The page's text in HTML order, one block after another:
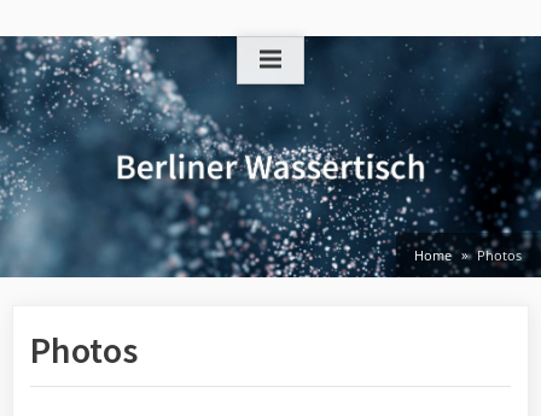
to
content
Home Photos
Photos